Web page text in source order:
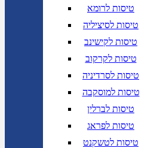
טיסות לרומא
טיסות לסיציליה
טיסות לקישינב
טיסות לקרקוב
טיסות לסרדיניה
טיסות למוסקבה
טיסות לברלין
טיסות לפראג
טיסות לטשקנט